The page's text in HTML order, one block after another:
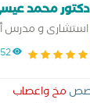
دكتور محمد
استشارى و مدرس
الطب النفسى -
52
مخ واعصاب